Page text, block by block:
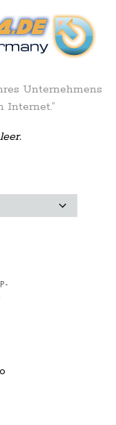
Unternehmens
Internet.”